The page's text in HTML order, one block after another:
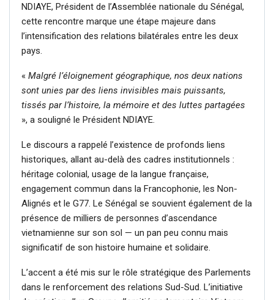
NDIAYE, Président de l’Assemblée nationale du Sénégal,
cette rencontre marque une étape majeure dans
l’intensification des relations bilatérales entre les deux
pays.
« Malgré l’éloignement géographique, nos deux nations
sont unies par des liens invisibles mais puissants,
tissés par l’histoire, la mémoire et des luttes partagées
», a souligné le Président NDIAYE.
Le discours a rappelé l’existence de profonds liens
historiques, allant au-delà des cadres institutionnels :
héritage colonial, usage de la langue française,
engagement commun dans la Francophonie, les Non-
Alignés et le G77. Le Sénégal se souvient également de la
présence de milliers de personnes d’ascendance
vietnamienne sur son sol — un pan peu connu mais
significatif de son histoire humaine et solidaire.
L’accent a été mis sur le rôle stratégique des Parlements
dans le renforcement des relations Sud-Sud. L’initiative